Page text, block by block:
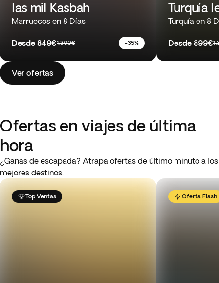
las mil Kasbah
Marruecos en 8 Días
Desde 849€1.309€ -35%
Turquía
Turquía en 8
Desde 899€
Ver ofertas
Ofertas en viajes de última
hora
¿Ganas de escapada? Atrapa ofertas de último minuto a los
mejores destinos.
Top Ventas Oferta Flash